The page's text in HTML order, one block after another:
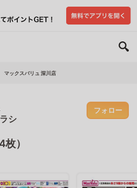
マックスバリュ 深川店
シ
フォロー
）